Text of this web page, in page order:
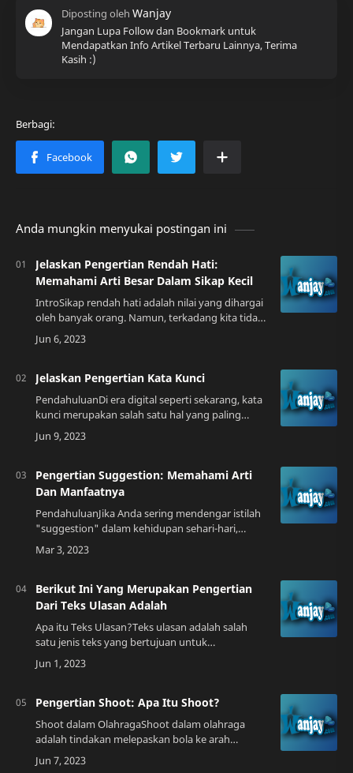
Jangan Lupa Follow dan Bookmark untuk
Mendapatkan Info Artikel Terbaru Lainnya, Terima
Kasih :)
Anda mungkin menyukai postingan ini
Jelaskan Pengertian Rendah Hati:
Memahami Arti Besar Dalam Sikap Kecil
IntroSikap rendah hati adalah nilai yang dihargai
oleh banyak orang. Namun, terkadang kita tidak
sepenuhnya memahami apa arti sebenarnya dari
sikap tersebut.Jangan khawatir, dal…
Jelaskan Pengertian Kata Kunci
PendahuluanDi era digital seperti sekarang, kata
kunci merupakan salah satu hal yang paling
penting dalam optimasi mesin pencari atau SEO.
Kata kunci adalah kata atau frasa yang…
Pengertian Suggestion: Memahami Arti
Dan Manfaatnya
PendahuluanJika Anda sering mendengar istilah
"suggestion" dalam kehidupan sehari-hari,
mungkin Anda bertanya-tanya apa artinya
sebenarnya. Suggestion merupakan kata serapan
Berikut Ini Yang Merupakan Pengertian
Dari Teks Ulasan Adalah
Apa itu Teks Ulasan?Teks ulasan adalah salah
satu jenis teks yang bertujuan untuk
memberikan pandangan, evaluasi, atau penilaian
terhadap suatu karya atau produk. Teks ulasan
Pengertian Shoot: Apa Itu Shoot?
Shoot dalam OlahragaShoot dalam olahraga
adalah tindakan melepaskan bola ke arah
gawang atau target yang ditentukan. Aksi ini
biasanya dilakukan dalam olahraga sepak bola,